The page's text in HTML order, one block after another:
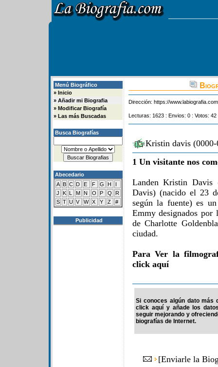
Menú Biográfico
» Inicio
» Añadir mi Biografia
» Modificar Biografía
» Las más Buscadas
Busca Biografías
Abecedario
A B C D E F G H
I
J
K L M N O P Q
R
S T U V W X Y Z #
Publicidad
Dirección: https://
Lecturas: 1623 : Envios: 0 : Votos:
Kristin davis
1 Un visitante nos
Landen Kristin Davis
Davis) (nacido el 23
según la fuente) es
Emmy designados
de Charlotte
ciudad.
Para Ver la
click aquí
Si conoces algún dato más
click aquí y añade los
seguir mejorando y
biografías de Internet.
[Enviarle la